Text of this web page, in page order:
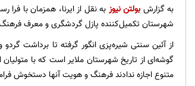
به گزارش بولتن نیوز به نقل از ایرنا، همزمان با
شهرستان تکمیل‌کننده پازل گردشگری و معرف
از آئین سنتی شیره‌پزی انگور گرفته تا برداشت
گوشه‌ای از تاریخ شهرستان ملایر است که با متولیان
متنوع اجازه ندادند فرهنگ و هویت آنها دستخوش